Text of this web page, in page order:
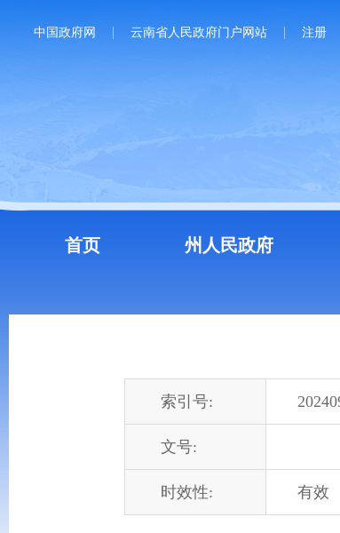
中国政府网 云南省人民政府门户网站 注册
首页 州人民政府
索引号:
文号:
时效性: 有效